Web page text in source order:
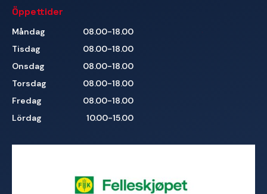
Öppettider
Måndag
08.00-18.00
Tisdag
08.00-18.00
Onsdag
08.00-18.00
Torsdag
08.00-18.00
Fredag
08.00-18.00
Lördag
10.00-15.00